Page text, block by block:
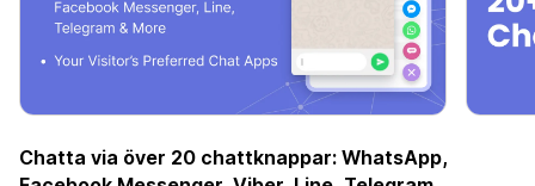
Chatta via över 20 chattknappar: WhatsApp,